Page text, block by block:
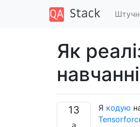
Як
13 Я кодую